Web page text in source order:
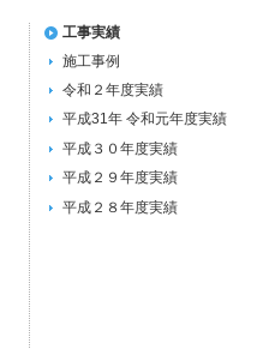
工事実績
施工事例
令和２年度実績
平成31年 令和元年度実績
平成３０年度実績
平成２９年度実績
平成２８年度実績